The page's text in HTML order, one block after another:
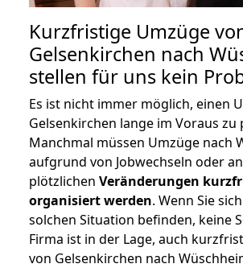
Kurzfristige Umzüge
Gelsenkirchen nach
stellen für uns kein
Es ist nicht immer möglich, einen
Gelsenkirchen lange im Voraus zu
Manchmal müssen Umzüge nach
aufgrund von Jobwechseln oder
plötzlichen Veränderungen
organisiert werden. Wenn Sie
solchen Situation befinden, keine
Firma ist in der Lage, auch
von Gelsenkirchen nach